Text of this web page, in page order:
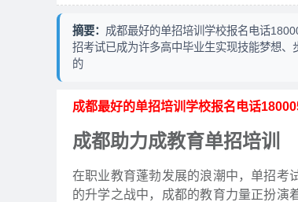
摘要： 成都最好的单招培训学校报名电话
招考试已成为许多高中毕业生实现技能梦想
的
成都最好的单招培训学校报名电话
成都助力成教育单招培训
在职业教育蓬勃发展的浪潮中，单招考
的升学之战中，成都的教育力量正扮演